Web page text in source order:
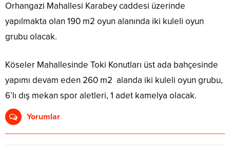
Orhangazi Mahallesi Karabey caddesi üzerinde
yapılmakta olan 190 m2 oyun alanında iki kuleli oyun
grubu olacak.
Köseler Mahallesinde Toki Konutları üst ada bahçesinde
yapımı devam eden 260 m2 alanda iki kuleli oyun grubu,
6’lı dış mekan spor aletleri, 1 adet kamelya olacak.
Yorumlar